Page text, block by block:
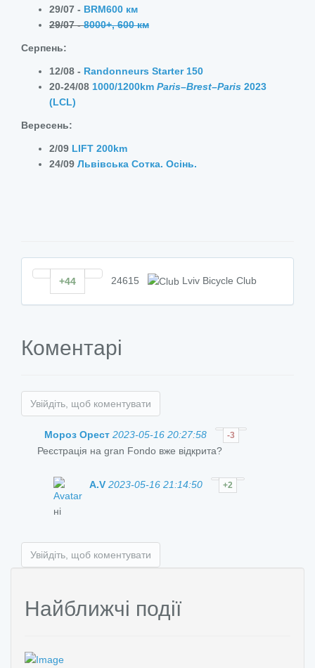
29/07 - BRM600 км
29/07 -8000+, 600 км
Серпень:
12/08 - Randonneurs Starter 150
20-24/08 1000/1200km Paris–Brest–Paris 2023
(LCL)
Вересень:
2/09 LIFT 200km
24/09 Львівська Сотка. Осінь.
+44 24615 Lviv Bicycle Club
Коментарі
Увійдіть, щоб коментувати
Мороз Орест 2023-05-16 20:27:58 -3
Реєстрація на gran Fondo вже відкрита?
A.V 2023-05-16 21:14:50 +2
ні
Увійдіть, щоб коментувати
Найближчі події